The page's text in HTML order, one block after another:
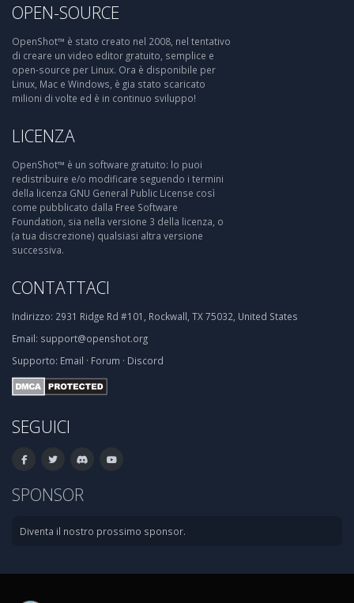
OPEN-SOURCE
OpenShot™ è stato creato nel 2008, nel tentativo
di creare un video editor gratuito, semplice e
open-source per Linux. Ora è disponibile per
Linux, Mac e Windows, è gia stato scaricato
milioni di volte ed è in continuo sviluppo!
LICENZA
OpenShot™ è un software gratuito: lo puoi
redistribuire e/o modificare seguendo i termini
della licenza GNU General Public License così
come pubblicato dalla Free Software
Foundation, sia nella versione 3 della licenza, o
(a tua discrezione) qualsiasi altra versione
successiva.
CONTATTACI
Indirizzo: 2931 Ridge Rd #101, Rockwall, TX 75032, United States
Email: support@openshot.org
Supporto: Email · Forum · Discord
SEGUICI
SPONSOR
Diventa il nostro prossimo sponsor.